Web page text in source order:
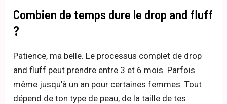
Combien de temps dure le drop and fluff
?
Patience, ma belle. Le processus complet de drop
and fluff peut prendre entre 3 et 6 mois. Parfois
même jusqu’à un an pour certaines femmes. Tout
dépend de ton type de peau, de la taille de tes